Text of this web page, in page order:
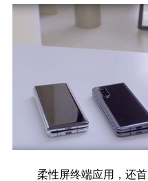
柔性屏终端应用，还首